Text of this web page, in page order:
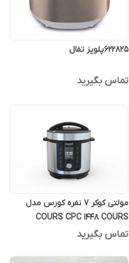
۶۲۲۸۲۵پلوپز تفال
تماس بگیرید
مولتی کوکر 7 نفره کورس مدل
COURS CPC 1448 COURS
تماس بگیرید